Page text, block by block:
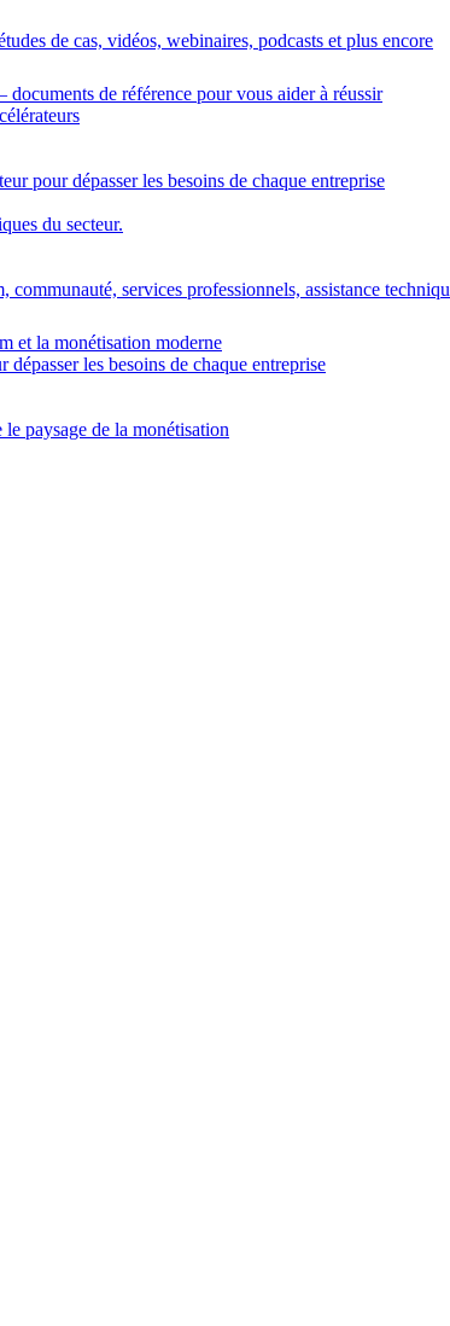
de cas, vidéos, webinaires, podcasts et plus encore
de référence pour vous aider à réussir
pour dépasser les besoins de chaque entreprise
du secteur.
services professionnels, assistance
et la monétisation moderne
dépasser les besoins de chaque entreprise
paysage de la monétisation